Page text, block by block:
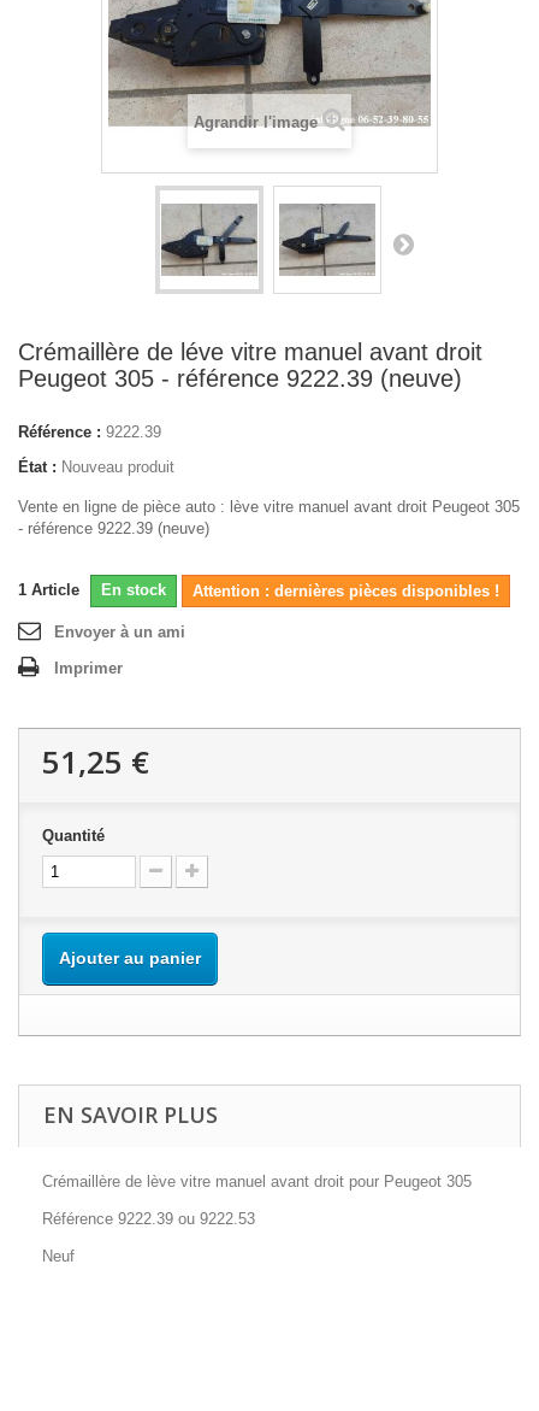
Agrandir l'image
Crémaillère de léve vitre manuel avant droit
Peugeot 305 - référence 9222.39 (neuve)
Référence : 9222.39
État : Nouveau produit
Vente en ligne de pièce auto : lève vitre manuel avant droit Peugeot 305
- référence 9222.39 (neuve)
1 Article En stock Attention : dernières pièces disponibles !
Envoyer à un ami
Imprimer
51,25 €
Quantité
Ajouter au panier
EN SAVOIR PLUS
Crémaillère de lève vitre manuel avant droit pour Peugeot 305
Référence 9222.39 ou 9222.53
Neuf